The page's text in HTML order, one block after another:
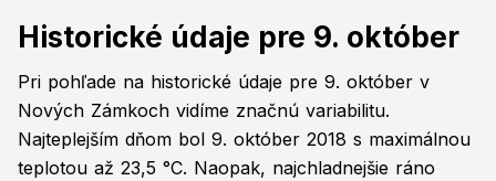
Historické údaje pre 9. október
Pri pohľade na historické údaje pre 9. október v
Nových Zámkoch vidíme značnú variabilitu.
Najteplejším dňom bol 9. október 2018 s maximálnou
teplotou až 23,5 °C. Naopak, najchladnejšie ráno